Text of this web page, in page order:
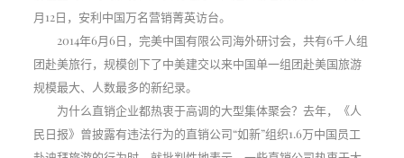
月12日，安利中国万名营销菁英访台。
2014年6月6日，完美中国有限公司海外研讨会，共有6千人组
团赴美旅行，规模创下了中美建交以来中国单一组团赴美国旅游
规模最大、人数最多的新纪录。
为什么直销企业都热衷于高调的大型集体聚会？去年，《人
民日报》曾披露有违法行为的直销公司“如新”组织1.6万中国员工